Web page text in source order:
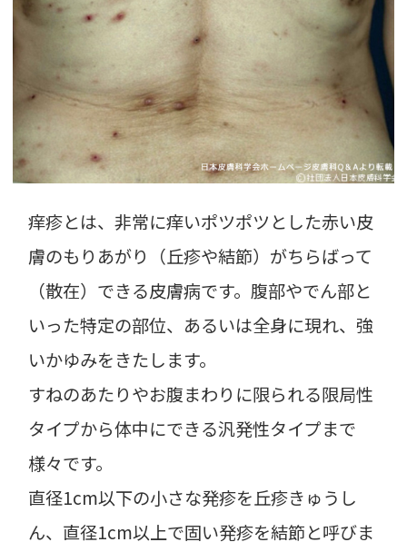
痒疹とは、非常に痒いポツポツとした赤い皮
膚のもりあがり（丘疹や結節）がちらばって
（散在）できる皮膚病です。腹部やでん部と
いった特定の部位、あるいは全身に現れ、強
いかゆみをきたします。
すねのあたりやお腹まわりに限られる限局性
タイプから体中にできる汎発性タイプまで
様々です。
直径1cm以下の小さな発疹を丘疹きゅうし
ん、直径1cm以上で固い発疹を結節と呼びま